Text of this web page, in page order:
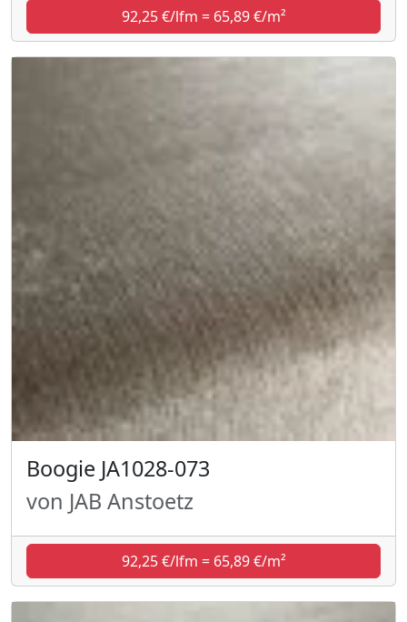
92,25 €/lfm = 65,89 €/m²
Boogie JA1028-073
von JAB Anstoetz
92,25 €/lfm = 65,89 €/m²